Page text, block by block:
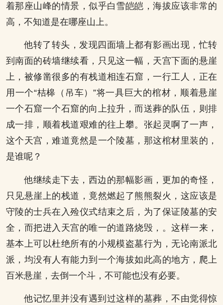
着那座山峰的情景，似乎白雪皑皑，海拔应该非常的
高，不知道是在哪座山上。
他转了转头，发现四面墙上都有影画出现，忙转
到南面的砖墙继续看，只见这一幅，天宫下面的悬崖
上，被修凿很多的有栈道相连石窟，一行工人，正在
用一个“桔槔（吊车）”将一具巨大的棺材，顺着悬崖
一个石窟一个石窟的向上拉升，而送葬的队伍，则排
成一排，顺着栈道艰难的往上攀。张起灵啊了一声，
这个天宫，难道竟然是一个陵墓，那这棺材里装的，
是谁呢？
他继续走下去，西边的那幅影画，更加的奇怪，
只见悬崖上的栈道，竟然燃起了熊熊裂火，这应该是
守陵的士兵在入殓仪式结束之后，为了保证陵墓的安
全，而把进入天宫的唯一的道路烧毁，。这样一来，
基本上可以杜绝所有的小规模盗墓行为，无论南派北
派，均没有人有能力到一个海拔如此高的地方，爬上
百米悬崖，去倒一个斗，不可能也没有必要。
他记忆里并没有遇到过这样的墓葬，不由觉得惊